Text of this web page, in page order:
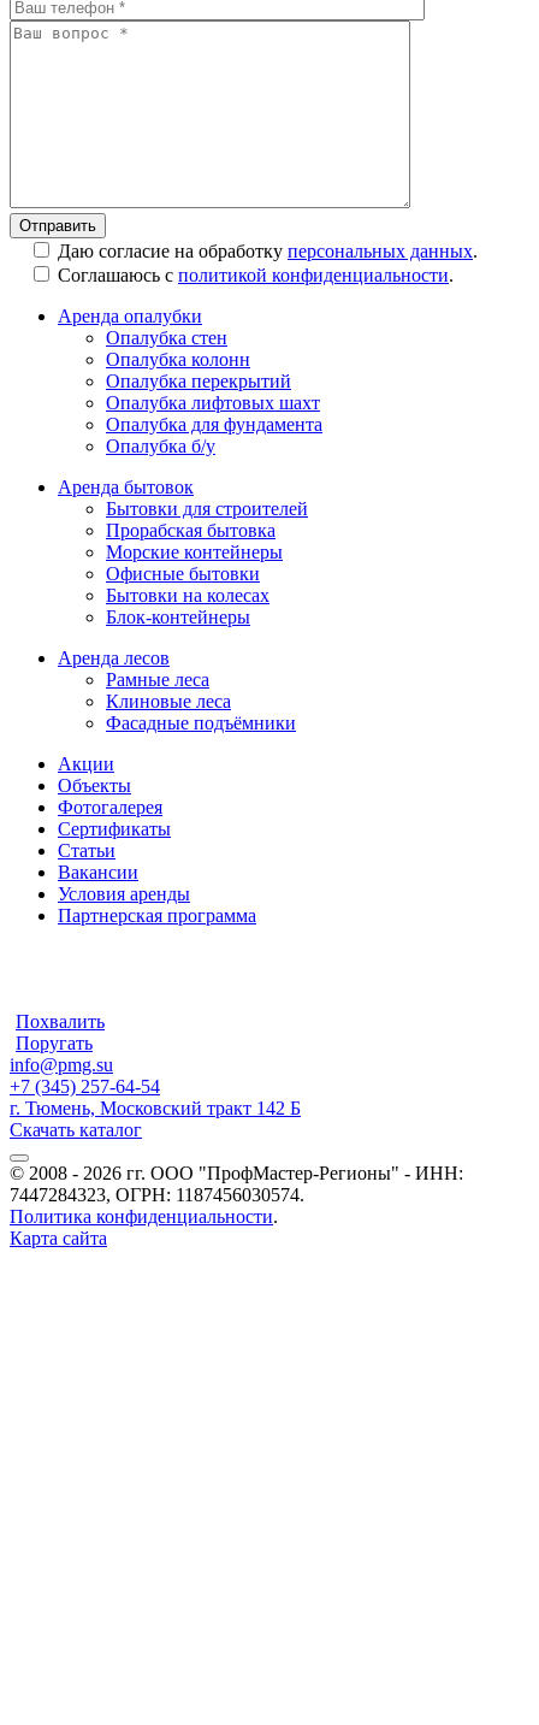
Даю согласие на обработку персональных данных.
Соглашаюсь с политикой конфиденциальности.
Аренда опалубки
Опалубка стен
Опалубка колонн
Опалубка перекрытий
Опалубка лифтовых шахт
Опалубка для фундамента
Опалубка б/у
Аренда бытовок
Бытовки для строителей
Прорабская бытовка
Морские контейнеры
Офисные бытовки
Бытовки на колесах
Блок-контейнеры
Аренда лесов
Рамные леса
Клиновые леса
Фасадные подъёмники
Акции
Объекты
Фотогалерея
Сертификаты
Статьи
Вакансии
Условия аренды
Партнерская программа
Похвалить
Поругать
info@pmg.su
+7 (345) 257-64-54
г. Тюмень, Московский тракт 142 Б
Скачать каталог
© 2008 - 2026 гг. ООО "ПрофМастер-Регионы" - ИНН:
7447284323, ОГРН: 1187456030574.
Политика конфиденциальности.
Карта сайта